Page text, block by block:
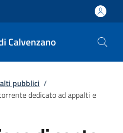
Calvenzano
pubblici /
dedicato ad appalti e